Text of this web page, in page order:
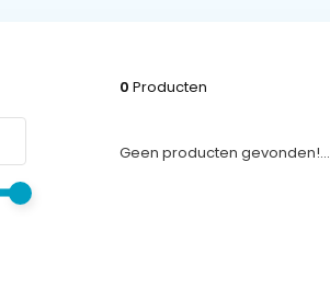
0 Producten
Geen producten gevonden!...